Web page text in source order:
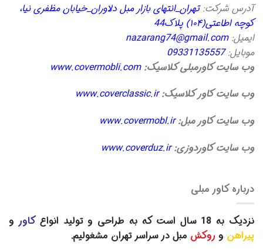
آدرس شرکت:تهران_انتهای بازار مبل دلاوران_خیابان مظفری نیا،
کوچه اطاعتی(۱۰۴) پلاک44
ایمیل:nazarang74@gmail.com
موبایل:09331135557
وب سایت کاورمبلی کلاسیک: www.covermobli.com
وب سایت کاور کلاسیک: www.coverclassic.ir
وب سایت کاور مبل: www.covermobl.ir
وب سایت کاوردوزی: www.coverduz.ir
درباره کاور مبلی
نزدیک به 18 سال است که به طراحی و تولید انواع کاور و
پیراهن و روکش مبل در سراسر تهران مشغولیم.